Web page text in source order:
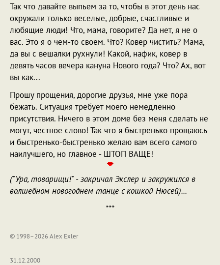
Так что давайте выпьем за то, чтобы в этот день нас
окружали только веселые, добрые, счастливые и
любящие люди! Что, мама, говорите? Да нет, я не о
вас. Это я о чем-то своем. Что? Ковер чистить? Мама,
да вы с вешалки рухнули! Какой, нафик, ковер в
девять часов вечера кануна Нового года? Что? Ах, вот
вы как...
Прошу прощения, дорогие друзья, мне уже пора
бежать. Ситуация требует моего немедленно
присутствия. Ничего в этом доме без меня сделать не
могут, честное слово! Так что я быстренько прощаюсь
и быстренько-быстренько желаю вам всего самого
наилучшего, но главное - ШТОП ВАЩЕ!
("Ура, товарищи!" - закричал Экслер и закружился в
волшебном новогоднем танце с кошкой Нюсей)...
***
© 1998–2026 Alex Exler
31.12.2000